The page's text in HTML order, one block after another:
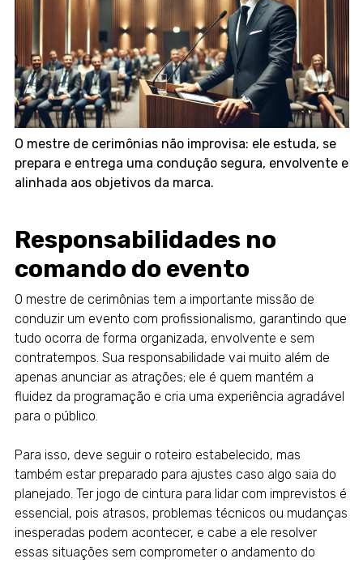
O mestre de cerimônias não improvisa: ele estuda, se
prepara e entrega uma condução segura, envolvente e
alinhada aos objetivos da marca.
Responsabilidades no
comando do evento
O mestre de cerimônias tem a importante missão de
conduzir um evento com profissionalismo, garantindo que
tudo ocorra de forma organizada, envolvente e sem
contratempos. Sua responsabilidade vai muito além de
apenas anunciar as atrações; ele é quem mantém a
fluidez da programação e cria uma experiência agradável
para o público.
Para isso, deve seguir o roteiro estabelecido, mas
também estar preparado para ajustes caso algo saia do
planejado. Ter jogo de cintura para lidar com imprevistos é
essencial, pois atrasos, problemas técnicos ou mudanças
inesperadas podem acontecer, e cabe a ele resolver
essas situações sem comprometer o andamento do